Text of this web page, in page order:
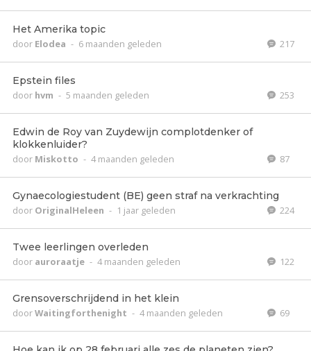
Het Amerika topic
door Elodea - 6 maanden geleden 217
Epstein files
door hvm - 5 maanden geleden 253
Edwin de Roy van Zuydewijn complotdenker of
klokkenluider?
door Miskotto - 4 maanden geleden 87
Gynaecologiestudent (BE) geen straf na verkrachting
door OriginalHeleen - 1 jaar geleden 224
Twee leerlingen overleden
door auroraatje - 4 maanden geleden 122
Grensoverschrijdend in het klein
doorWaitingforthenight - 4 maanden geleden 69